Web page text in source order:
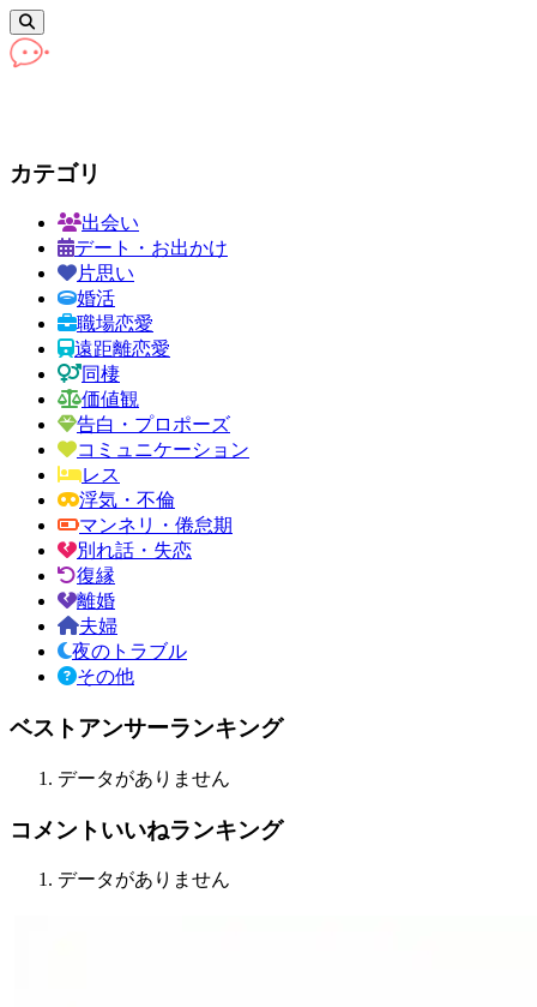
カテゴリ
出会い
デート・お出かけ
片思い
婚活
職場恋愛
遠距離恋愛
同棲
価値観
告白・プロポーズ
コミュニケーション
レス
浮気・不倫
マンネリ・倦怠期
別れ話・失恋
復縁
離婚
夫婦
夜のトラブル
その他
ベストアンサーランキング
データがありません
コメントいいねランキング
データがありません